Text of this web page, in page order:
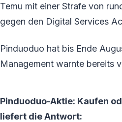
Temu mit einer Strafe von
gegen den Digital Services
Pinduoduo hat bis Ende
Management warnte bereits
Pinduoduo-Aktie: Kaufen
liefert die Antwort: